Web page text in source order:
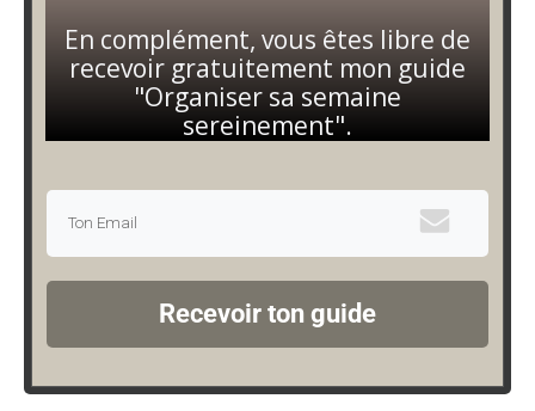
En complément, vous êtes libre de
recevoir gratuitement mon guide
"Organiser sa semaine
sereinement".
Recevoir ton guide